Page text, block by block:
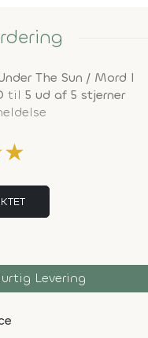
The Sun / Mord I
til 5 ud af 5 stjerner
★
Levering